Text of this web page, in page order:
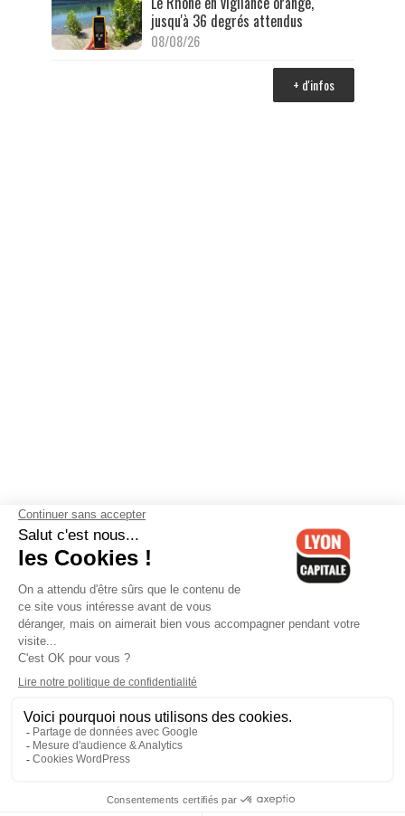
jusqu'à 36 degrés attendus
08/08/26
+ d'infos
Contactez-nous-Mentions légales-CGV-Politique de
confidentialité-Gestion des cookies
Cedex 06